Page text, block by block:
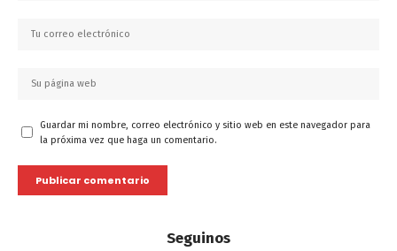
Guardar mi nombre, correo electrónico y sitio web en este navegador para
la próxima vez que haga un comentario.
Seguinos